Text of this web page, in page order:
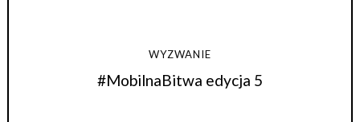
WYZWANIE
#MobilnaBitwa edycja 5